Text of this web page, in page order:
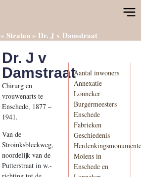
» Straten» Dr. J v Damstraat
Dr. J v
Damstraat
Chirurg en
vrouwenarts te
Enschede, 1877 –
1941.
Van de
Stroinksbleekweg,
noordelijk van de
Putterstraat in w.-
Aantal inwoners
Annexatie
Lonneker
Burgermeesters
Enschede
Fabrieken
Geschiedenis
Molens in
Enschede en